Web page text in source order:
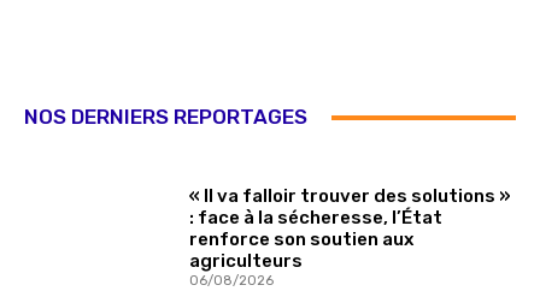
NOS DERNIERS REPORTAGES
« Il va falloir trouver des solutions »
: face à la sécheresse, l’État
renforce son soutien aux
agriculteurs
06/08/2026